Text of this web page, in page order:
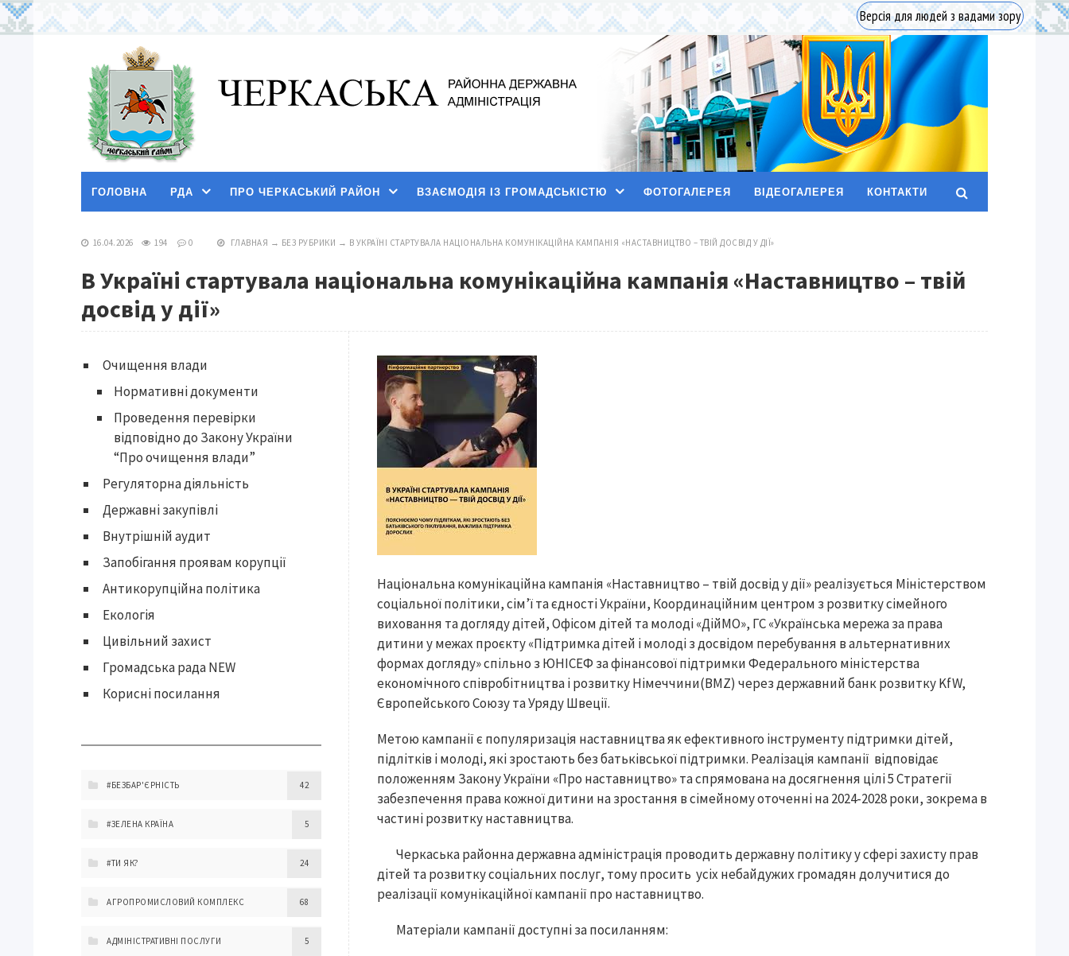
Версія для людей з вадами зору
ГОЛОВНА РДА ПРО ЧЕРКАСЬКИЙ РАЙОН ВЗАЄМОДІЯ ІЗ ГРОМАДСЬКІСТЮ ФОТОГАЛЕРЕЯ ВІДЕОГАЛЕРЕЯ КОНТАКТИ
16.04.2026 194 0 ГЛАВНАЯ → БЕЗ РУБРИКИ → В УКРАЇНІ СТАРТУВАЛА НАЦІОНАЛЬНА КОМУНІКАЦІЙНА КАМПАНІЯ «НАСТАВНИЦТВО – ТВІЙ ДОСВІД У ДІЇ»
В Україні стартувала національна комунікаційна кампанія «Наставництво – твій
досвід у дії»
Національна комунікаційна кампанія «Наставництво – твій досвід у дії» реалізується Міністерством
соціальної політики, сім’ї та єдності України, Координаційним центром з розвитку сімейного
виховання та догляду дітей, Офісом дітей та молоді «ДійМО», ГС «Українська мережа за права
дитини у межах проєкту «Підтримка дітей і молоді з досвідом перебування в альтернативних
формах догляду» спільно з ЮНІСЕФ за фінансової підтримки Федерального міністерства
економічного співробітництва і розвитку Німеччини(ВМZ) через державний банк розвитку KfW,
Європейського Союзу та Уряду Швеції.
Метою кампанії є популяризація наставництва як ефективного інструменту підтримки дітей,
підлітків і молоді, які зростають без батьківської підтримки. Реалізація кампанії відповідає
положенням Закону України «Про наставництво» та спрямована на досягнення цілі 5 Стратегії
забезпечення права кожної дитини на зростання в сімейному оточенні на 2024-2028 роки, зокрема в
частині розвитку наставництва.
Черкаська районна державна адміністрація проводить державну політику у сфері захисту прав
дітей та розвитку соціальних послуг, тому просить усіх небайдужих громадян долучитися до
реалізації комунікаційної кампанії про наставництво.
Матеріали кампанії доступні за посиланням:
Очищення влади
Нормативні документи
Проведення перевірки
відповідно до Закону України
“Про очищення влади”
Регуляторна діяльність
Державні закупівлі
Внутрішній аудит
Запобігання проявам корупції
Антикорупційна політика
Екологія
Цивільний захист
Громадська рада NEW
Корисні посилання
#БЕЗБАР'ЄРНІСТЬ 42
#ЗЕЛЕНА КРАЇНА 5
#ТИ ЯК? 24
АГРОПРОМИСЛОВИЙ КОМПЛЕКС 68
АДМІНІСТРАТИВНІ ПОСЛУГИ 5